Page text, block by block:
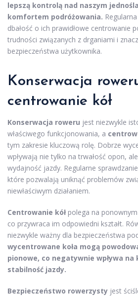
lepszą kontrolą nad naszym
komfortem podróżowania.
dbałość o ich prawidłowe centrowanie
trudności związanych z drganiami i
bezpieczeństwa użytkownika.
Konserwacja
centrowanie kół
Konserwacja roweru jest niezwykle
właściwego funkcjonowania, a
tym zakresie kluczową rolę. Dobrze
wpływają nie tylko na trwałość opon,
wydajność jazdy. Regularne
które pozwalają uniknąć problemów
niewłaściwym działaniem.
Centrowanie kółpolega na ponownym
co przywraca im odpowiedni kształt.
niezwykle ważny dla bezpieczeństwa
wycentrowane koła mogą
pionowe, co negatywnie wpływa
stabilność jazdy.
Bezpieczeństwo rowerzysty jest